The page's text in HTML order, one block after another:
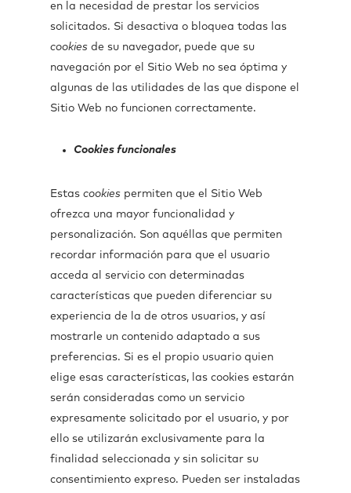
en la necesidad de prestar los servicios
solicitados. Si desactiva o bloquea todas las
cookies de su navegador, puede que su
navegación por el Sitio Web no sea óptima y
algunas de las utilidades de las que dispone el
Sitio Web no funcionen correctamente.
Cookies funcionales
Estas cookies permiten que el Sitio Web
ofrezca una mayor funcionalidad y
personalización. Son aquéllas que permiten
recordar información para que el usuario
acceda al servicio con determinadas
características que pueden diferenciar su
experiencia de la de otros usuarios, y así
mostrarle un contenido adaptado a sus
preferencias. Si es el propio usuario quien
elige esas características, las cookies estarán
serán consideradas como un servicio
expresamente solicitado por el usuario, y por
ello se utilizarán exclusivamente para la
finalidad seleccionada y sin solicitar su
consentimiento expreso. Pueden ser instaladas